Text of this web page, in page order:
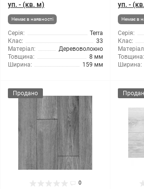
уп. - (кв. м)
Немає в наявності
Серія:
Terra
Клас:
33
Матеріал:
Деревоволокно
Товщина:
8 мм
Ширина:
159 мм
уп. -
Немає в
Серія:
Клас:
Товщина:
Ширина:
Продано
0